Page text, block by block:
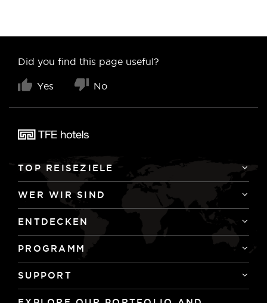
Did you find this page useful?
Yes No
TOP REISEZIELE
WER WIR SIND
ENTDECKEN
PROGRAMM
SUPPORT